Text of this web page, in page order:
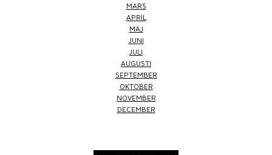
MARS
APRIL
MAJ
JUNI
JULI
AUGUSTI
SEPTEMBER
OKTOBER
NOVEMBER
DECEMBER